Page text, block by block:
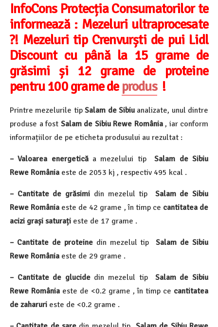
InfoCons Protecția Consumatorilor te
informează : Mezeluri ultraprocesate
?! Mezeluri tip Crenvurști de pui Lidl
Discount cu până la 15 grame de
grăsimi și 12 grame de proteine
pentru 100 grame deprodus!
Printre mezelurile tipSalam de Sibiu analizate, unul dintre
produse a fost Salam de Sibiu Rewe România , iar conform
informațiilor de pe eticheta produsului au rezultat :
– Valoarea energeticăa mezelului tipSalam de Sibiu
Rewe România este de 2053 kj , respectiv 495 kcal .
– Cantitate de grăsimi din mezelul tip Salam de Sibiu
Rewe România este de 42 grame , în timp ce cantitatea de
acizi grași saturați este de 17 grame .
– Cantitate de proteine din mezelul tipSalam de Sibiu
Rewe România este de 29 grame .
– Cantitate de glucide din mezelul tip Salam de Sibiu
Rewe România este de <0.2 grame , în timp ce cantitatea
de zaharuri este de <0.2 grame .